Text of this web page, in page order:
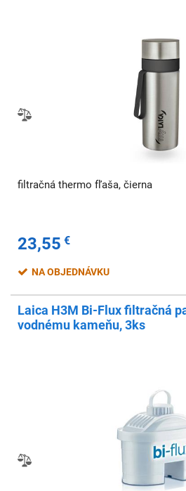
filtračná thermo fľaša, čierna
23,55 €
NA OBJEDNÁVKU
Laica H3M Bi-Flux filtračná
vodnému kameňu, 3ks